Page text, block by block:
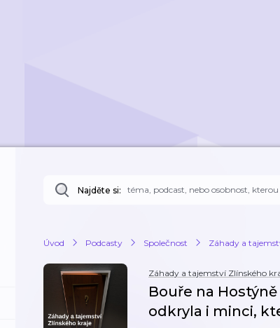
Najděte si:
Úvod Podcasty Společnost Záhady a
Záhady a tajemství Zlínského
Bouře na
odkryla i minci,